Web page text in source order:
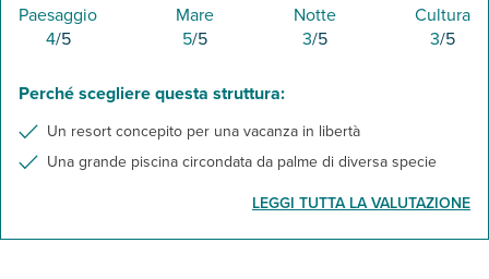
Paesaggio
4/5
Mare
5/5
Notte
3/5
Cultura
3/5
Perché scegliere questa struttura:
Un resort concepito per una vacanza in libertà
Una grande piscina circondata da palme di diversa specie
LEGGI TUTTA LA VALUTAZIONE